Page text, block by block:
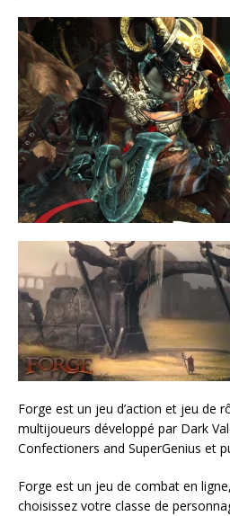
Forge est un jeu d’action et jeu de
multijoueurs développé par Dark
Confectioners and SuperGenius et
Forge est un jeu de combat en
choisissez votre classe de